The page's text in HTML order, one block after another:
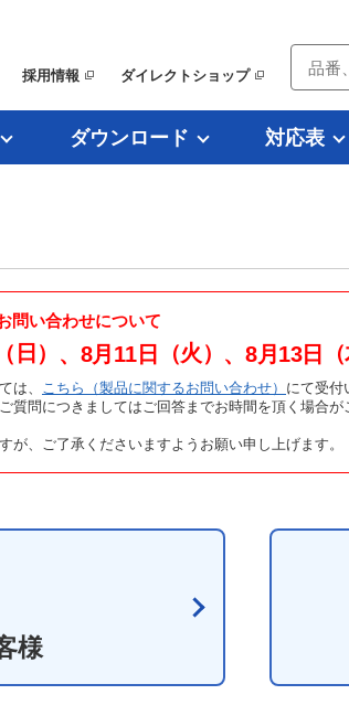
採用情報 ダイレクトショップ
ダウンロード 対応表
問い合わせについて
日） 、8月11日 （火） 、8月13日
は、 こちら（製品に関するお問い合わせ） にて受付
質問につきましてはご回答までお時間を頂く場合が
が、ご了承くださいますようお願い申し上げます。
様